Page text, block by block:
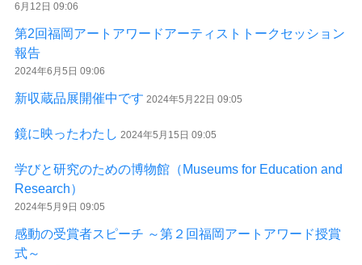
6月12日 09:06
第2回福岡アートアワードアーティストトークセッション
報告
2024年6月5日 09:06
新収蔵品展開催中です 2024年5月22日 09:05
鏡に映ったわたし 2024年5月15日 09:05
学びと研究のための博物館（Museums for Education and
Research）
2024年5月9日 09:05
感動の受賞者スピーチ ～第２回福岡アートアワード授賞
式～